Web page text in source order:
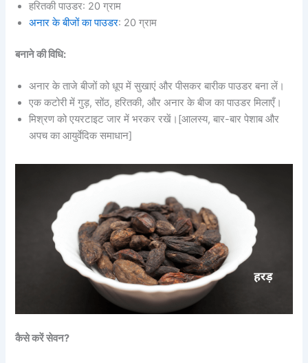
हरितकी पाउडर: 20 ग्राम
अनार के बीजों का पाउडर: 20 ग्राम
बनाने की विधि:
अनार के ताजे बीजों को धूप में सुखाएं और पीसकर बारीक पाउडर बना लें।
एक कटोरी में गुड़, सोंठ, हरितकी, और अनार के बीज का पाउडर मिलाएँ।
मिश्रण को एयरटाइट जार में भरकर रखें।[आलस्य, बार-बार पेशाब और
अपच का आयुर्वेदिक समाधान]
कैसे करें सेवन?